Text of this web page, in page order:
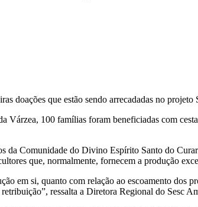
doações que estão sendo arrecadadas no
100 famílias foram beneficiadas com
da Comunidade do Divino Espírito Santo do
que, normalmente, fornecem a produção
em si, quanto com relação ao escoamento
ressalta a Diretora Regional do Sesc